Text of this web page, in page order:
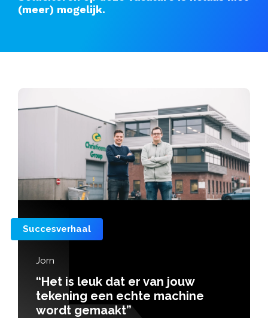
(meer) mogelijk.
Succesverhaal
Jorn
“Het is leuk dat er van jouw
tekening een echte machine
wordt gemaakt”